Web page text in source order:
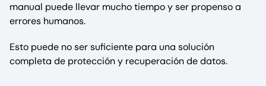
manual puede llevar mucho tiempo y ser propenso a
errores humanos.
Esto puede no ser suficiente para una solución
completa de protección y recuperación de datos.